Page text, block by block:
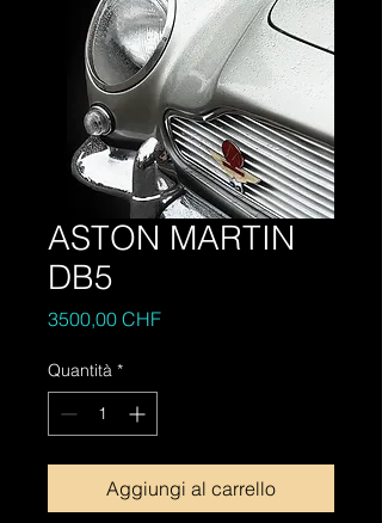
ASTON MARTIN
DB5
3500,00 CHFPrezzo
Quantità *
Aggiungi al carrello